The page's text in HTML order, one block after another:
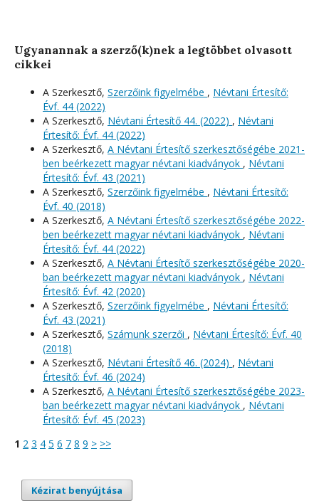
Ugyanannak a szerző(k)nek a legtöbbet olvasott
cikkei
A Szerkesztő, Szerzőink figyelmébe , Névtani Értesítő:
Évf. 44 (2022)
A Szerkesztő, Névtani Értesítő 44. (2022) , Névtani
Értesítő: Évf. 44 (2022)
A Szerkesztő, A Névtani Értesítő szerkesztőségébe 2021-
ben beérkezett magyar névtani kiadványok , Névtani
Értesítő: Évf. 43 (2021)
A Szerkesztő, Szerzőink figyelmébe , Névtani Értesítő:
Évf. 40 (2018)
A Szerkesztő, A Névtani Értesítő szerkesztőségébe 2022-
ben beérkezett magyar névtani kiadványok , Névtani
Értesítő: Évf. 44 (2022)
A Szerkesztő, A Névtani Értesítő szerkesztőségébe 2020-
ban beérkezett magyar névtani kiadványok , Névtani
Értesítő: Évf. 42 (2020)
A Szerkesztő, Szerzőink figyelmébe , Névtani Értesítő:
Évf. 43 (2021)
A Szerkesztő, Számunk szerzői , Névtani Értesítő: Évf. 40
(2018)
A Szerkesztő, Névtani Értesítő 46. (2024) , Névtani
Értesítő: Évf. 46 (2024)
A Szerkesztő, A Névtani Értesítő szerkesztőségébe 2023-
ban beérkezett magyar névtani kiadványok , Névtani
Értesítő: Évf. 45 (2023)
1 2 3 4 5 6 7 8 9 > >>
Kézirat benyújtása